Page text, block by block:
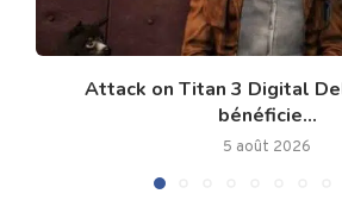
Attack on Titan 3 Digital
bénéficie...
5 août 2026